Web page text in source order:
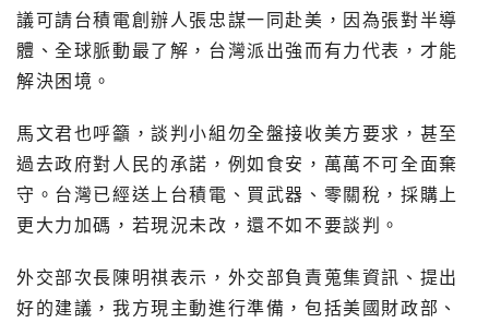
議可請台積電創辦人張忠謀一同赴美，因為張對半導
體、全球脈動最了解，台灣派出強而有力代表，才能
解決困境。
馬文君也呼籲，談判小組勿全盤接收美方要求，甚至
過去政府對人民的承諾，例如食安，萬萬不可全面棄
守。台灣已經送上台積電、買武器、零關稅，採購上
更大力加碼，若現況未改，還不如不要談判。
外交部次長陳明祺表示，外交部負責蒐集資訊、提出
好的建議，我方現主動進行準備，包括美國財政部、